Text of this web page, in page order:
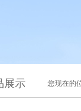
展示 您现在的